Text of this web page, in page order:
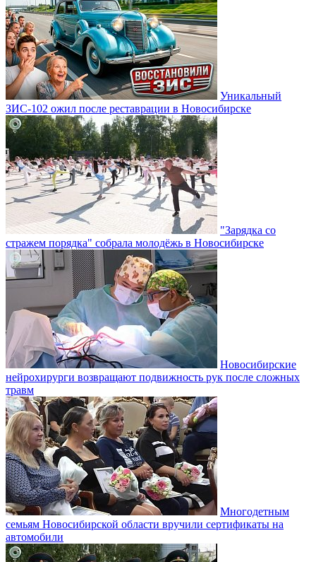
Уникальный
ЗИС-102 ожил после реставрации в Новосибирске
"Зарядка со
стражем порядка" собрала молодёжь в Новосибирске
Новосибирские
нейрохирурги возвращают подвижность рук после сложных
травм
Многодетным
семьям Новосибирской области вручили сертификаты на
автомобили